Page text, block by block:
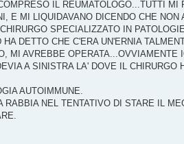
IL REUMATOLOGO...TUTTI
E MI LIQUIDAVANO DICENDO CHE NON
SPECIALIZZATO IN
DETTO CHE C'ERA UN'ERNIA
MI AVREBBE OPERATA...OVVIAMENTE
A SINISTRA LA' DOVE IL CHIRURGO
AUTOIMMUNE.
NEL TENTATIVO DI STARE IL